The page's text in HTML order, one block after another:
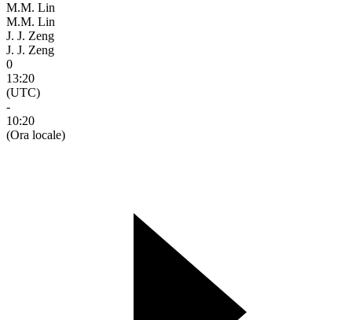
M.M. Lin
M.M. Lin
J. J. Zeng
J. J. Zeng
0
13:20
(UTC)
-
10:20
(Ora locale)